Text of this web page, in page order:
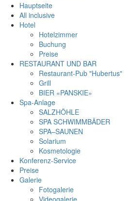
Hauptseite
All inclusive
Hotel
Hotelzimmer
Buchung
Preise
RESTAURANT UND BAR
Restaurant-Pub "Hubertus"
Grill
BIER «PANSKIE»
Spa-Anlage
SALZHÖHLE
SPA SCHWIMMBÄDER
SPA–SAUNEN
Solarium
Kosmetologie
Konferenz-Service
Preise
Galerie
Fotogalerie
Videogalerie